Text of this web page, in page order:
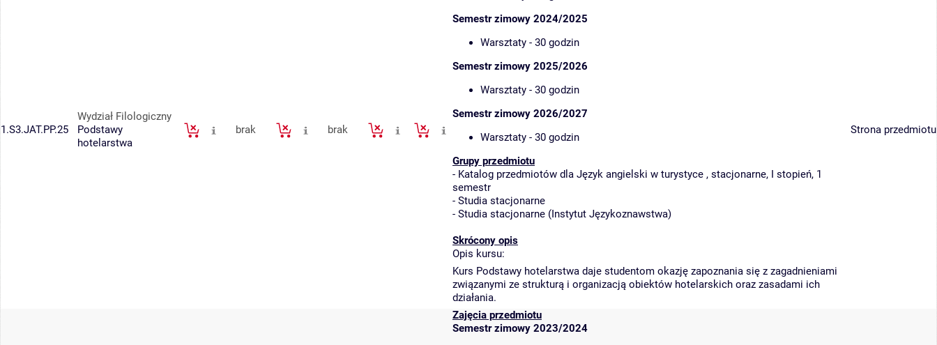
1.S3.JAT.PP.25
Wydział Filologiczny
Podstawy
hotelarstwa
brak brak
Semestr zimowy 2024/2025
Warsztaty - 30 godzin
Semestr zimowy 2025/2026
Warsztaty - 30 godzin
Semestr zimowy 2026/2027
Warsztaty - 30 godzin
Grupy przedmiotu
- Katalog przedmiotów dla Język angielski w turystyce , stacjonarne, I stopień, 1
semestr
- Studia stacjonarne
- Studia stacjonarne (Instytut Językoznawstwa)
Skrócony opis
Opis kursu:
Kurs Podstawy hotelarstwa daje studentom okazję zapoznania się z zagadnieniami
związanymi ze strukturą i organizacją obiektów hotelarskich oraz zasadami ich
działania.
Strona przedmiotu
Zajęcia przedmiotu
Semestr zimowy 2023/2024